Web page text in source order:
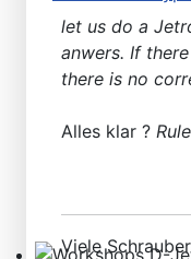
MAP sensor type
let us do a
anwers. If
there is no
Alles klar ?
Viele